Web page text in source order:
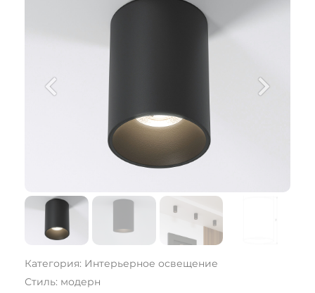
Категория: Интерьерное освещение
Стиль: модерн